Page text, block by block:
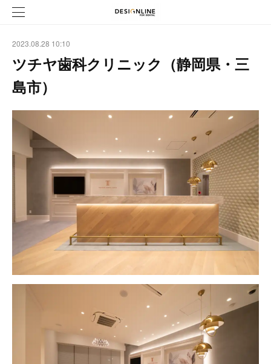
2023.08.28 10:10
ツチヤ歯科クリニック（静岡県・三
島市）